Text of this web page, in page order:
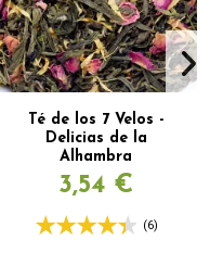
Té de los 7 Velos -
Delicias de la
Alhambra
3,54 €
(6)